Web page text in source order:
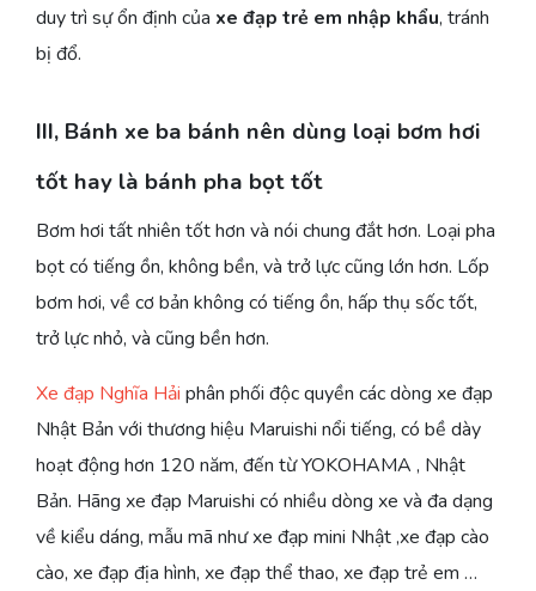
duy trì sự ổn định của xe đạp trẻ em nhập khẩu, tránh
bị đổ.
III, Bánh xe ba bánh nên dùng loại bơm hơi
tốt hay là bánh pha bọt tốt
Bơm hơi tất nhiên tốt hơn và nói chung đắt hơn. Loại pha
bọt có tiếng ồn, không bền, và trở lực cũng lớn hơn. Lốp
bơm hơi, về cơ bản không có tiếng ồn, hấp thụ sốc tốt,
trở lực nhỏ, và cũng bền hơn.
Xe đạp Nghĩa Hải phân phối độc quyền các dòng xe đạp
Nhật Bản với thương hiệu Maruishi nổi tiếng, có bề dày
hoạt động hơn 120 năm, đến từ YOKOHAMA , Nhật
Bản. Hãng xe đạp Maruishi có nhiều dòng xe và đa dạng
về kiểu dáng, mẫu mã như xe đạp mini Nhật ,xe đạp cào
cào, xe đạp địa hình, xe đạp thể thao, xe đạp trẻ em …